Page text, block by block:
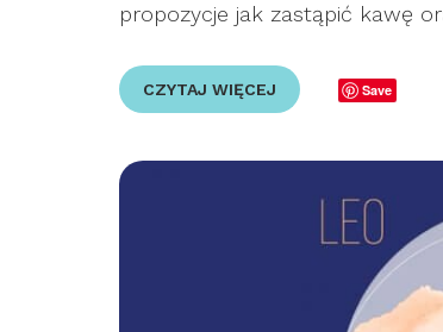
propozycje jak zastąpić kawę
CZYTAJ WIĘCEJ Save